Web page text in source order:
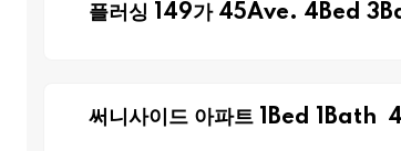
플러싱 149가 45Ave. 4Bed
써니사이드 아파트 1Bed 1Bath